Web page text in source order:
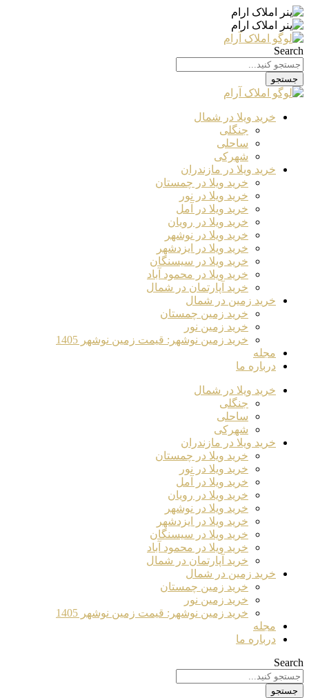
Search
جستجو
خرید ویلا در شمال
جنگلی
ساحلی
شهرکی
خرید ویلا در مازندران
خرید ویلا در چمستان
خرید ویلا در نور
خرید ویلا در آمل
خرید ویلا در رویان
خرید ویلا در نوشهر
خرید ویلا در ایزدشهر
خرید ویلا در سیسنگان
خرید ویلا در محمود آباد
خرید آپارتمان در شمال
خرید زمین در شمال
خرید زمین چمستان
خرید زمین نور
خرید زمین نوشهر: قیمت زمین نوشهر 1405
مجله
درباره ما
خرید ویلا در شمال
جنگلی
ساحلی
شهرکی
خرید ویلا در مازندران
خرید ویلا در چمستان
خرید ویلا در نور
خرید ویلا در آمل
خرید ویلا در رویان
خرید ویلا در نوشهر
خرید ویلا در ایزدشهر
خرید ویلا در سیسنگان
خرید ویلا در محمود آباد
خرید آپارتمان در شمال
خرید زمین در شمال
خرید زمین چمستان
خرید زمین نور
خرید زمین نوشهر: قیمت زمین نوشهر 1405
مجله
درباره ما
Search
جستجو